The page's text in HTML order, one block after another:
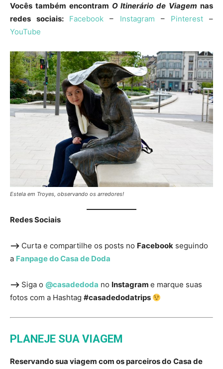
Vocês também encontram O Itinerário de Viagem nas
redes sociais: Facebook – Instagram – Pinterest–
YouTube
Estela em Troyes, observando os arredores!
Redes Sociais
—> Curta e compartilhe os posts no Facebook seguindo
a Fanpage do Casa de Doda
—> Siga o @casadedoda no Instagram e marque suas
fotos com a Hashtag #casadedodatrips
PLANEJE SUA VIAGEM
Reservando sua viagem com os parceiros do Casa de